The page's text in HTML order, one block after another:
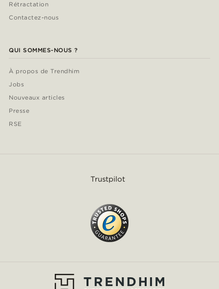
Rétractation
Contactez-nous
QUI SOMMES-NOUS ?
À propos de Trendhim
Jobs
Nouveaux articles
Presse
RSE
Trustpilot